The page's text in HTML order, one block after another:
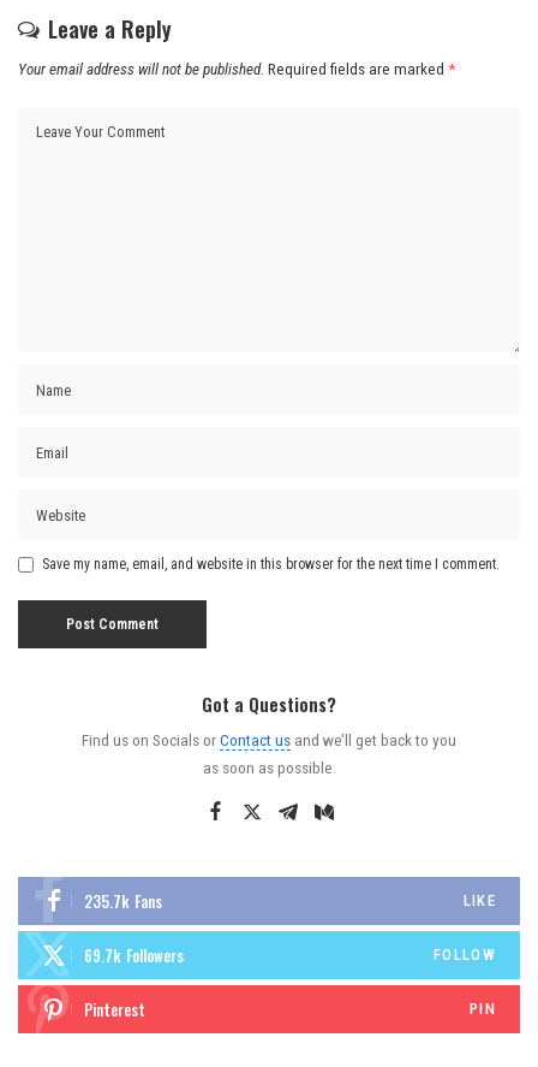
Leave a Reply
Your email address will not be published. Required fields are marked *
Save my name, email, and website in this browser for the next time I comment.
Got a Questions?
Find us on Socials orContact us and we’ll get back to you
as soon as possible.
235.7k Fans LIKE
69.7k Followers FOLLOW
Pinterest PIN